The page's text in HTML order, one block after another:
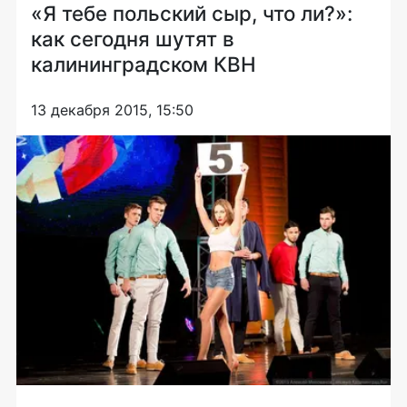
«Я тебе польский сыр, что ли?»:
как сегодня шутят в
калининградском КВН
13 декабря 2015, 15:50